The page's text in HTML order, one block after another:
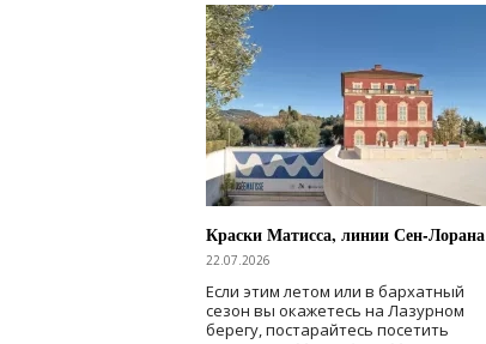
Краски Матисса, линии Сен-Лорана
22.07.2026
Если этим летом или в бархатный
сезон вы окажетесь на Лазурном
берегу, постарайтесь посетить